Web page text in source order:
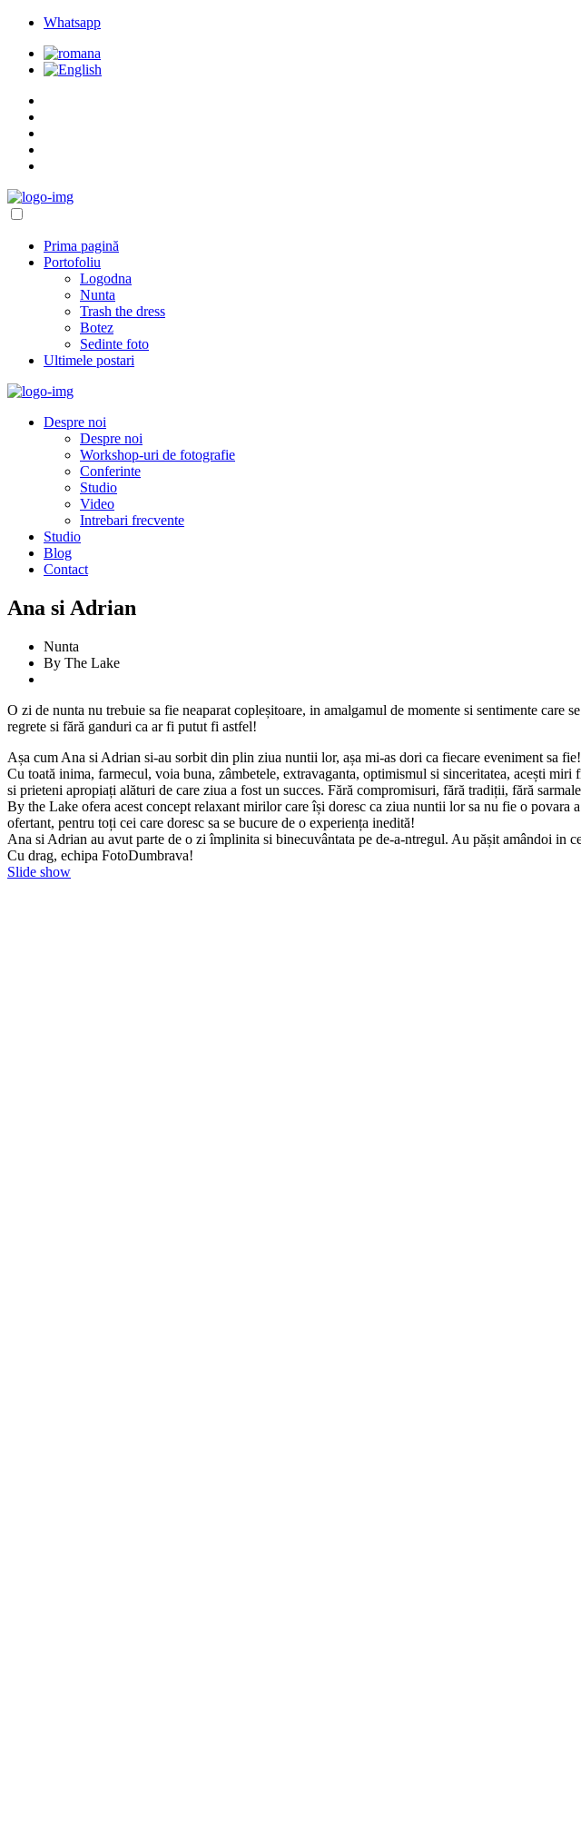
Whatsapp
Prima pagină
Portofoliu
Logodna
Nunta
Trash the dress
Botez
Sedinte foto
Ultimele postari
Despre noi
Despre noi
Workshop-uri de fotografie
Conferinte
Studio
Video
Intrebari frecvente
Studio
Blog
Contact
Ana si Adrian
Nunta
By The Lake
O zi de nunta nu trebuie sa fie neaparat copleșitoare, in amalgamul de momente si sentimente
regrete si fără ganduri ca ar fi putut fi astfel!
Așa cum Ana si Adrian si-au sorbit din plin ziua nuntii lor, așa mi-as dori ca fiecare eveniment sa fie!
Cu toată inima, farmecul, voia buna, zâmbetele, extravaganta, optimismul si sinceritatea, acești
si prieteni apropiați alături de care ziua a fost un succes. Fără compromisuri, fără tradiții, fără
By the Lake ofera acest concept relaxant mirilor care își doresc ca ziua nuntii lor sa nu fie o
ofertant, pentru toți cei care doresc sa se bucure de o experiența inedită!
Ana si Adrian au avut parte de o zi împlinita si binecuvântata pe de-a-ntregul. Au pășit amândoi in
Cu drag, echipa FotoDumbrava!
Slide show